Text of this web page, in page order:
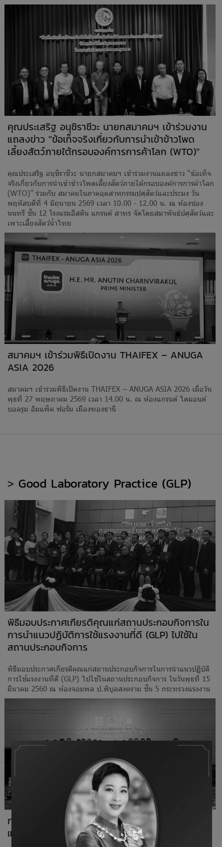
คุณประเสริฐ อนุชิราชีวะ นายกสมาคมฯ เข้าร่วมงาน
แถลงข่าว "ข้อเท็จจริงเกี่ยวกับการนำเข้าข้าวโพด
เลี้ยงสัตว์ภายใต้กรอบองค์การการค้าโลก (WTO)”
คุณประเสริฐ อนุชิราชีวะ นายกสมาคมฯ เข้าร่วมงานแถลงข่าว "ข้อเท็จ
จริงเกี่ยวกับการนำเข้าข้าวโพดเลี้ยงสัตว์ภายใต้กรอบองค์การการค้าโลก
(WTO)” ร่วมกับ สมาคมในภาคอุตสาหกรรมปศุสัตว์และประมง วัน
พฤหัสบดีที่ 4 มิถุนายน 2569 เวลา 10.00 - 12.00 น. ณ ห้องช่อง
นนทรี ชั้น 12 โรงแรมอีสติน แกรนด์ สาทร จัดโดยสมาพันธ์ปศุสัตว์และ
เพาะเลี้ยงสัตว์น้ำไทย
สมาคมฯ เข้าร่วมพิธีเปิดงาน THAIFEX – ANUGA
ASIA 2026
สมาคมฯ เข้าร่วมพิธีเปิดงาน THAIFEX – ANUGA ASIA 2026 เมื่อวัน
พุธที่ 27 พฤษภาคม 2569 เวลา 14.00 น. ณ ห้องแกรนด์ ไดมอนด์
บอลรูม อิมแพ็ค ฟอรั่ม เมืองทองธานี
> Good Laboratory Practice (GLP)
พิธีมอบประกาศเกียรติคุณแก่สถานประกอบกิจการใน
การนำแนวปฏิบัติการใช้แรงงานที่ดี (GLP) ไปใช้ใน
สถานประกอบกิจการ
พิธีมอบประกาศเกียรติคุณแก่สถานประกอบกิจการในการนำแนวปฏิบัติ
การใช้แรงงานที่ดี (GLP) ไปใช้ในสถานประกอบกิจการ ในวันพุธที่ 15
มีนาคม 2560 ณ ห้องจอมพล ป.พิบูลสงคราม ชั้น 5 กระทรวงแรงงาน
การสัมมนาแนวปฏิบัติการใช้แรงงานที่ดีสำหรับฟาร์ม
และสถานที่ฟักไข่สัตว์ปีกในประเทศไทย